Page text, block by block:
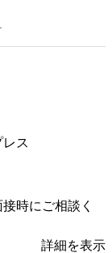
レス
時にご相談く
詳細を表示